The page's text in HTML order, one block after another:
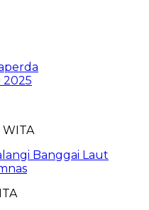
WITA
Banggai Laut